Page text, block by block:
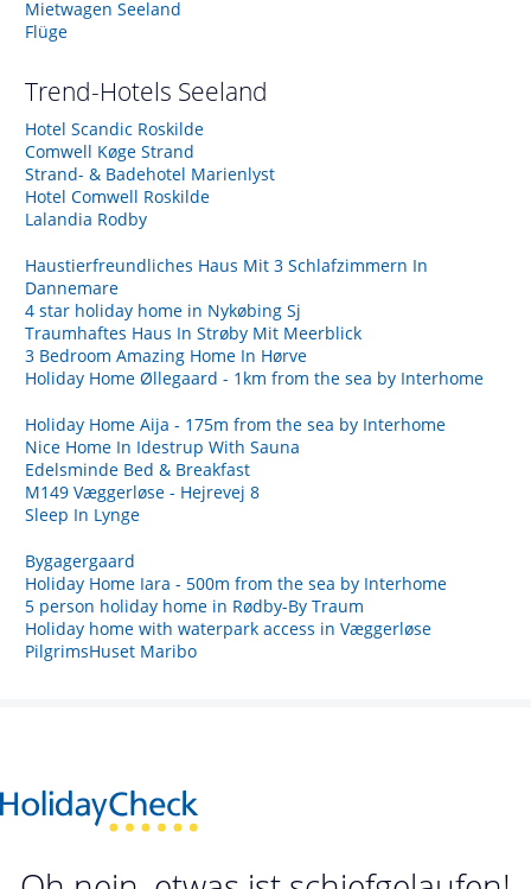
Mietwagen Seeland
Flüge
Trend-Hotels Seeland
Hotel Scandic Roskilde
Comwell Køge Strand
Strand- & Badehotel Marienlyst
Hotel Comwell Roskilde
Lalandia Rodby
Haustierfreundliches Haus Mit 3 Schlafzimmern In
Dannemare
4 star holiday home in Nykøbing Sj
Traumhaftes Haus In Strøby Mit Meerblick
3 Bedroom Amazing Home In Hørve
Holiday Home Øllegaard - 1km from the sea by Interhome
Holiday Home Aija - 175m from the sea by Interhome
Nice Home In Idestrup With Sauna
Edelsminde Bed & Breakfast
M149 Væggerløse - Hejrevej 8
Sleep In Lynge
Bygagergaard
Holiday Home Iara - 500m from the sea by Interhome
5 person holiday home in Rødby-By Traum
Holiday home with waterpark access in Væggerløse
PilgrimsHuset Maribo